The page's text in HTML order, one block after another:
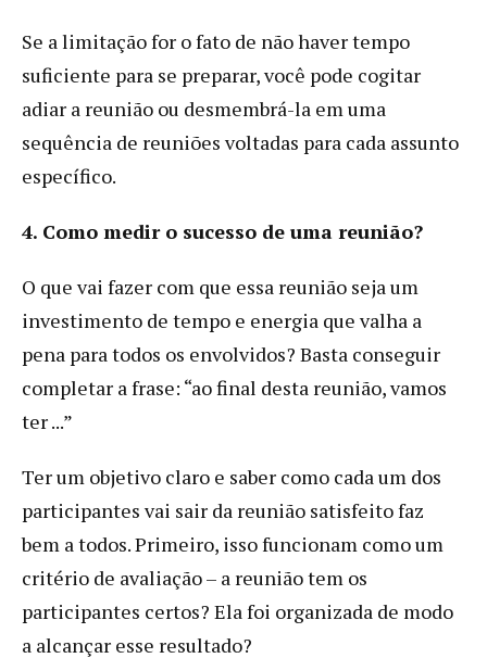
Se a limitação for o fato de não haver tempo
suficiente para se preparar, você pode cogitar
adiar a reunião ou desmembrá-la em uma
sequência de reuniões voltadas para cada assunto
específico.
4. Como medir o sucesso de uma reunião?
O que vai fazer com que essa reunião seja um
investimento de tempo e energia que valha a
pena para todos os envolvidos? Basta conseguir
completar a frase: “ao final desta reunião, vamos
ter ...”
Ter um objetivo claro e saber como cada um dos
participantes vai sair da reunião satisfeito faz
bem a todos. Primeiro, isso funcionam como um
critério de avaliação – a reunião tem os
participantes certos? Ela foi organizada de modo
a alcançar esse resultado?